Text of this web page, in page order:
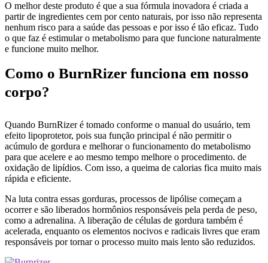
O melhor deste produto é que a sua fórmula inovadora é criada a
partir de ingredientes cem por cento naturais, por isso não representa
nenhum risco para a saúde das pessoas e por isso é tão eficaz. Tudo
o que faz é estimular o metabolismo para que funcione naturalmente
e funcione muito melhor.
Como o BurnRizer funciona em nosso
corpo?
Quando BurnRizer é tomado conforme o manual do usuário, tem
efeito lipoprotetor, pois sua função principal é não permitir o
acúmulo de gordura e melhorar o funcionamento do metabolismo
para que acelere e ao mesmo tempo melhore o procedimento. de
oxidação de lipídios. Com isso, a queima de calorias fica muito mais
rápida e eficiente.
Na luta contra essas gorduras, processos de lipólise começam a
ocorrer e são liberados hormônios responsáveis ​​pela perda de peso,
como a adrenalina. A liberação de células de gordura também é
acelerada, enquanto os elementos nocivos e radicais livres que eram
responsáveis ​​por tornar o processo muito mais lento são reduzidos.